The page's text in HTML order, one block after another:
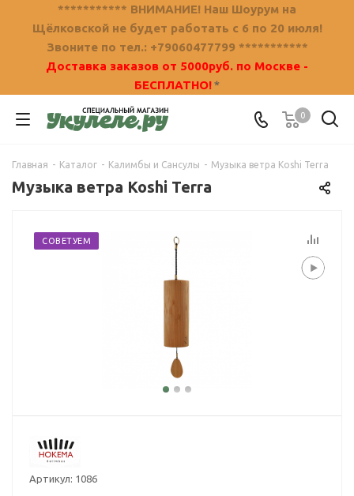
*********** ВНИМАНИЕ! Наш Шоурум на
Щёлковской не будет работать с 6 по 20 июля!
Звоните по тел.: +79060477799 ***********
Доставка заказов от 5000руб. по Москве -
БЕСПЛАТНО!*
0
Главная - Каталог - Калимбы и Сансулы - Музыка ветра Koshi Terra
Музыка ветра Koshi Terra
СОВЕТУЕМ
Артикул: 1086